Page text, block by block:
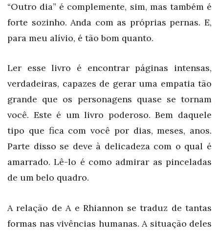
“Outro dia” é complemente, sim, mas também é
forte sozinho. Anda com as próprias pernas. E,
para meu alívio, é tão bom quanto.
Ler esse livro é encontrar páginas intensas,
verdadeiras, capazes de gerar uma empatia tão
grande que os personagens quase se tornam
você. Este é um livro poderoso. Bem daquele
tipo que fica com você por dias, meses, anos.
Parte disso se deve à delicadeza com o qual é
amarrado. Lê-lo é como admirar as pinceladas
de um belo quadro.
A relação de A e Rhiannon se traduz de tantas
formas nas vivências humanas. A situação deles